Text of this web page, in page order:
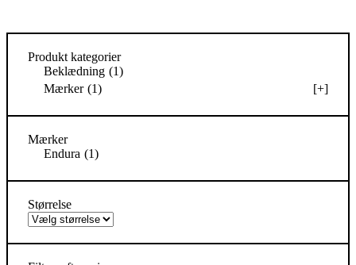
Produkt kategorier
Beklædning (1)
Mærker (1) [+]
Mærker
Endura (1)
Størrelse